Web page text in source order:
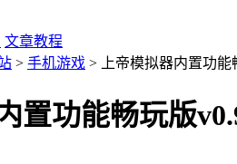
文章教程
> 手机游戏 > 上帝模拟器内置功能
置功能畅玩版